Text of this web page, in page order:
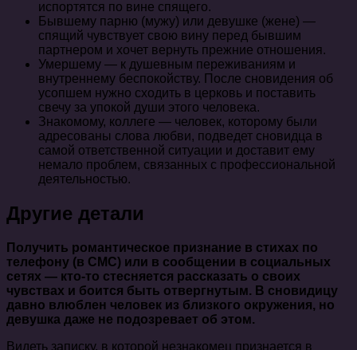
испортятся по вине спящего.
Бывшему парню (мужу) или девушке (жене) —
спящий чувствует свою вину перед бывшим
партнером и хочет вернуть прежние отношения.
Умершему — к душевным переживаниям и
внутреннему беспокойству. После сновидения об
усопшем нужно сходить в церковь и поставить
свечу за упокой души этого человека.
Знакомому, коллеге — человек, которому были
адресованы слова любви, подведет сновидца в
самой ответственной ситуации и доставит ему
немало проблем, связанных с профессиональной
деятельностью.
Другие детали
Получить романтическое признание в стихах по
телефону (в СМС) или в сообщении в социальных
сетях — кто-то стесняется рассказать о своих
чувствах и боится быть отвергнутым. В сновидицу
давно влюблен человек из близкого окружения, но
девушка даже не подозревает об этом.
Видеть записку, в которой незнакомец признается в